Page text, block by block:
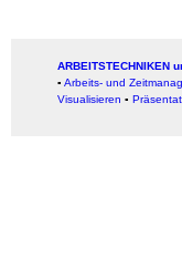
ARBEITSTECHNIKEN
▪ Arbeits- und
Visualisieren ▪